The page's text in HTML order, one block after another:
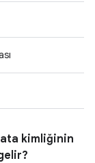
kimliğinin